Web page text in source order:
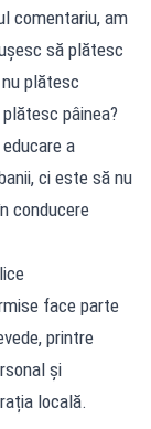
comentariu, am
să plătesc
plătesc
pâinea?
a
ci este să nu
conducere
face parte
printre
și
locală.